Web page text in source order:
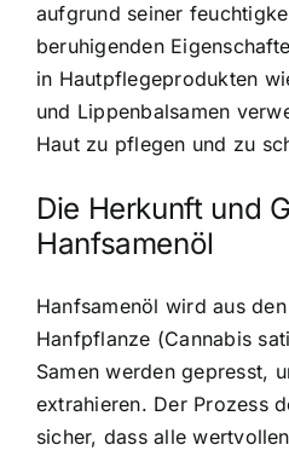
aufgrund seiner
beruhigenden
in Hautpflegeprodukten
und Lippenbalsamen
Haut zu pflegen und zu
Die Herkunft und
Hanfsamenöl
Hanfsamenöl wird aus
Hanfpflanze (Cannabis
Samen werden gepresst,
extrahieren. Der Prozess
sicher, dass alle